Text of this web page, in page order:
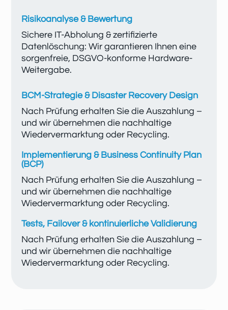
Risikoanalyse & Bewertung
Sichere IT-Abholung & zertifizierte
Datenlöschung: Wir garantieren Ihnen eine
sorgenfreie, DSGVO-konforme Hardware-
Weitergabe.
BCM-Strategie & Disaster Recovery Design
Nach Prüfung erhalten Sie die Auszahlung –
und wir übernehmen die nachhaltige
Wiedervermarktung oder Recycling.
Implementierung & Business Continuity Plan
(BCP)
Nach Prüfung erhalten Sie die Auszahlung –
und wir übernehmen die nachhaltige
Wiedervermarktung oder Recycling.
Tests, Failover & kontinuierliche Validierung
Nach Prüfung erhalten Sie die Auszahlung –
und wir übernehmen die nachhaltige
Wiedervermarktung oder Recycling.